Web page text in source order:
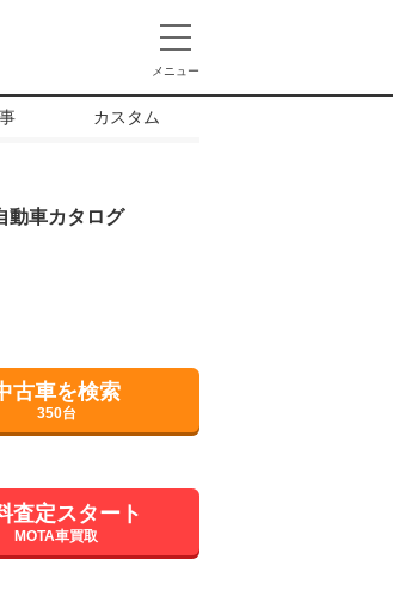
メニュー
カスタム
動車カタログ
古車を検索
350台
査定スタート
MOTA車買取